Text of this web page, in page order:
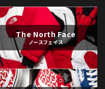
The North Face
ノースフェイス